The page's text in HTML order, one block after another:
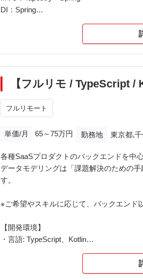
DI：Spring
・PCはご用意お願いいたします（要
・VPN（L2TP/IPsec）接続環境の制約に
【フルリモ / TypeScript
フルリモート
単価/月 65～75万円 勤務地 東京都,
各種SaaSプロダクトのバックエンドを中
データモデリングは「課題解決のための
す。
※ご希望やスキルに応じて、バックエンド
【開発環境】
・言語: TypeScript、Kotlin
・インフラ: AWS、Terraform、Docker